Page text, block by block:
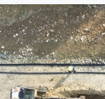
Dünya
Sektör